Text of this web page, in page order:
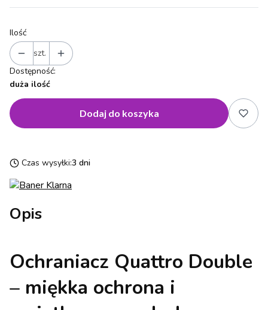
Ilość
szt.
Dostępność:
duża ilość
Dodaj do koszyka
Czas wysyłki:3 dni
Opis
Ochraniacz Quattro Double
– miękka ochrona i